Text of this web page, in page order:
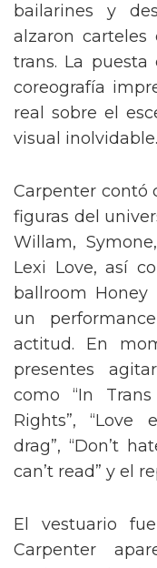
bailarines y
alzaron carteles
trans. La
coreografía
real sobre el
visual inolvidable.
Carpenter contó
figuras del
Willam,
Lexi Love, así
ballroom Honey
un
actitud. En
presentes
como “In
Rights”, “Love
drag”, “Don’t
can’t read” y el
El vestuario
Carpenter